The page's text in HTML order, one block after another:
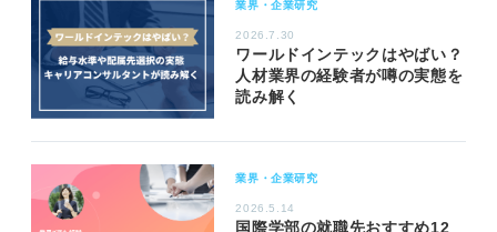
業界・企業研究
2026.7.30
ワールドインテックはやばい？
人材業界の経験者が噂の実態を
読み解く
業界・企業研究
2026.5.14
国際学部の就職先おすすめ12